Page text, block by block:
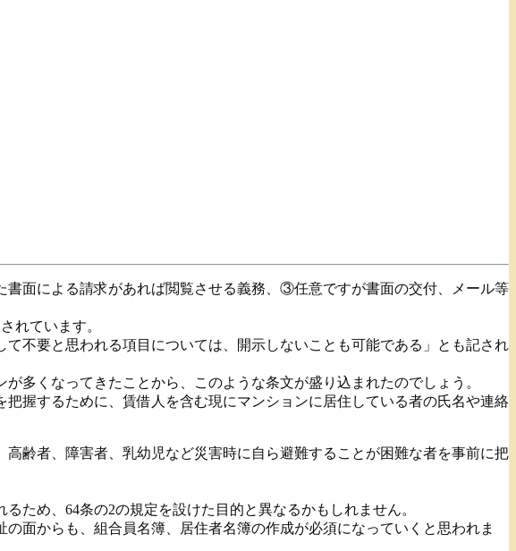
面による請求があれば閲覧させる義務、③任意ですが書面の交付、メール等
れています。
不要と思われる項目については、開示しないことも可能である」とも記され
多くなってきたことから、このような条文が盛り込まれたのでしょう。
握するために、賃借人を含む現にマンションに居住している者の氏名や連絡
齢者、障害者、乳幼児など災害時に自ら避難することが困難な者を事前に把
ため、64条の2の規定を設けた目的と異なるかもしれません。
面からも、組合員名簿、居住者名簿の作成が必須になっていくと思われま